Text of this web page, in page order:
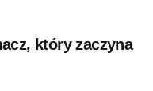
który zaczyna